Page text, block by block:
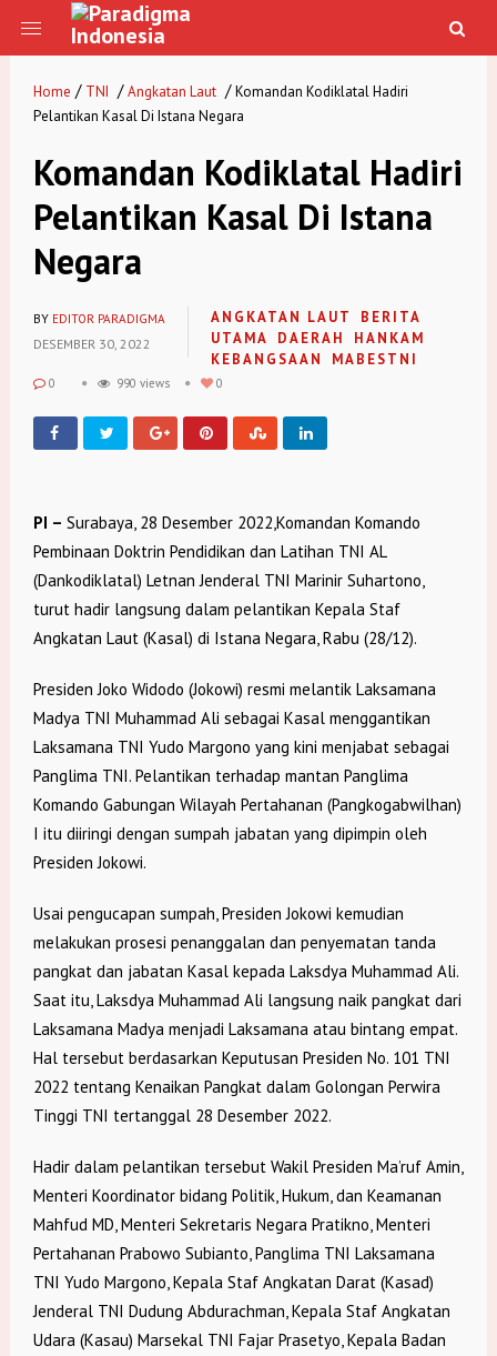
Home / TNI / Angkatan Laut / Komandan Kodiklatal Hadiri
Pelantikan Kasal Di Istana Negara
Komandan Kodiklatal Hadiri
Pelantikan Kasal Di Istana
Negara
BY EDITOR PARADIGMA
DESEMBER 30, 2022
ANGKATAN LAUT
BERITA
UTAMA
DAERAH
HANKAM
KEBANGSAAN
MABESTNI
0 990 views 0
PI – Surabaya, 28 Desember 2022,Komandan Komando
Pembinaan Doktrin Pendidikan dan Latihan TNI AL
(Dankodiklatal) Letnan Jenderal TNI Marinir Suhartono,
turut hadir langsung dalam pelantikan Kepala Staf
Angkatan Laut (Kasal) di Istana Negara, Rabu (28/12).
Presiden Joko Widodo (Jokowi) resmi melantik Laksamana
Madya TNI Muhammad Ali sebagai Kasal menggantikan
Laksamana TNI Yudo Margono yang kini menjabat sebagai
Panglima TNI. Pelantikan terhadap mantan Panglima
Komando Gabungan Wilayah Pertahanan (Pangkogabwilhan)
I itu diiringi dengan sumpah jabatan yang dipimpin oleh
Presiden Jokowi.
Usai pengucapan sumpah, Presiden Jokowi kemudian
melakukan prosesi penanggalan dan penyematan tanda
pangkat dan jabatan Kasal kepada Laksdya Muhammad Ali.
Saat itu, Laksdya Muhammad Ali langsung naik pangkat dari
Laksamana Madya menjadi Laksamana atau bintang empat.
Hal tersebut berdasarkan Keputusan Presiden No. 101 TNI
2022 tentang Kenaikan Pangkat dalam Golongan Perwira
Tinggi TNI tertanggal 28 Desember 2022.
Hadir dalam pelantikan tersebut Wakil Presiden Ma’ruf Amin,
Menteri Koordinator bidang Politik, Hukum, dan Keamanan
Mahfud MD, Menteri Sekretaris Negara Pratikno, Menteri
Pertahanan Prabowo Subianto, Panglima TNI Laksamana
TNI Yudo Margono, Kepala Staf Angkatan Darat (Kasad)
Jenderal TNI Dudung Abdurachman, Kepala Staf Angkatan
Udara (Kasau) Marsekal TNI Fajar Prasetyo, Kepala Badan